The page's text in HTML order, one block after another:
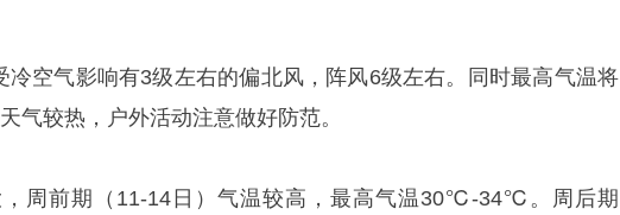
冷空气影响有3级左右的偏北风，阵风6级左右。同时最高气温将
气较热，户外活动注意做好防范。
，周前期（11-14日）气温较高，最高气温30℃-34℃。周后期